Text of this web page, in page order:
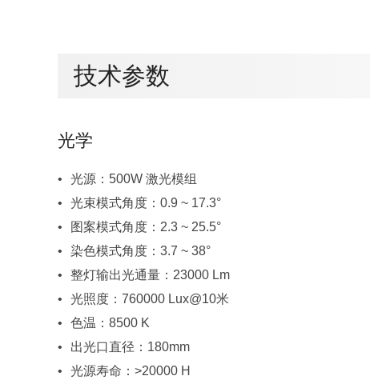
技术参数
光学
光源：500W 激光模组
光束模式角度：0.9 ~ 17.3°
图案模式角度：2.3 ~ 25.5°
染色模式角度：3.7 ~ 38°
整灯输出光通量：23000 Lm
光照度：760000 Lux@10米
色温：8500 K
出光口直径：180mm
光源寿命：>20000 H